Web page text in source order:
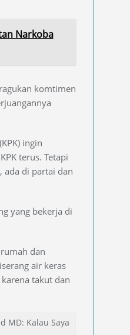
Narkoba
komtimen
ingin
terus. Tetapi
ada di partai dan
yang bekerja di
dan
air keras
takut dan
MD: Kalau Saya